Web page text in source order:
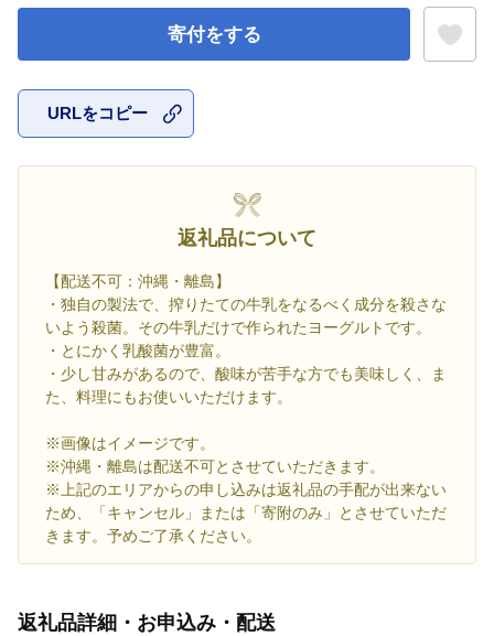
寄付をする
URLをコピー
返礼品について
【配送不可：沖縄・離島】
・独自の製法で、搾りたての牛乳をなるべく成分を殺さな
いよう殺菌。その牛乳だけで作られたヨーグルトです。
・とにかく乳酸菌が豊富。
・少し甘みがあるので、酸味が苦手な方でも美味しく、ま
た、料理にもお使いいただけます。
※画像はイメージです。
※沖縄・離島は配送不可とさせていただきます。
※上記のエリアからの申し込みは返礼品の手配が出来ない
ため、「キャンセル」または「寄附のみ」とさせていただ
きます。予めご了承ください。
返礼品詳細・お申込み・配送